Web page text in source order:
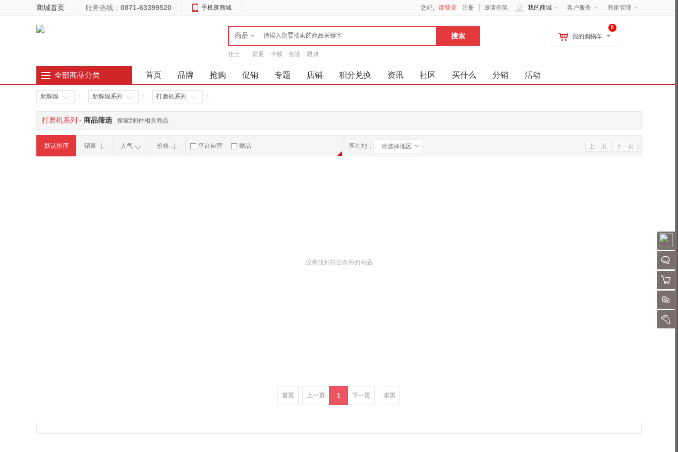
聊
购物
对
我的
商城首页 服务热线： 0871-63399520 手机逛商城 客户服务 商家管理
我的商城
您好, 请登录 注册 邀请有奖
商品
佳士 雷亚 卡顿 创造 恩典
0
我的购物车
全部商品分类 首页 品牌 抢购 促销 专题 店铺 积分兑换 资讯 社区 买什么 分销 活动
新辉煌 > 新辉煌系列 > 打磨机系列 >
打磨机系列 - 商品筛选 搜索到0件相关商品
上一页 下一页
默认排序 销量 人气 价格 平台自营 赠品 所在地： 请选择地区
没有找到符合条件的商品
首页 上一页 1 下一页 末页